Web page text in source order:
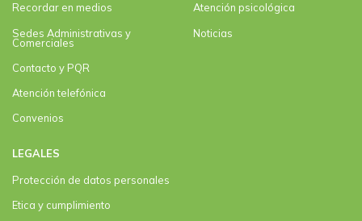
Recordar en medios
Sedes Administrativas y
Comerciales
Contacto y PQR
Atención telefónica
Convenios
Atención psicológica
Noticias
LEGALES
Protección de datos personales
Etica y cumplimiento